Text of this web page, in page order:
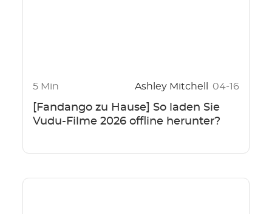
5 Min Ashley Mitchell 04-16
[Fandango zu Hause] So laden Sie
Vudu-Filme 2026 offline herunter?